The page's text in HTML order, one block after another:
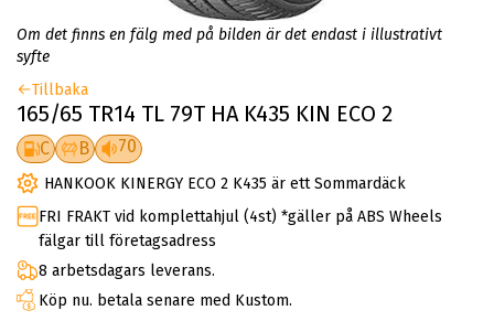
Om det finns en fälg med på bilden är det endast i illustrativt
syfte
Tillbaka
165/65 TR14 TL 79T HA K435 KIN ECO 2
C B 70
HANKOOK KINERGY ECO 2 K435 är ett Sommardäck
FRI FRAKT vid komplettahjul (4st) *gäller på ABS Wheels
fälgar till företagsadress
8 arbetsdagars leverans.
Köp nu. betala senare med Kustom.